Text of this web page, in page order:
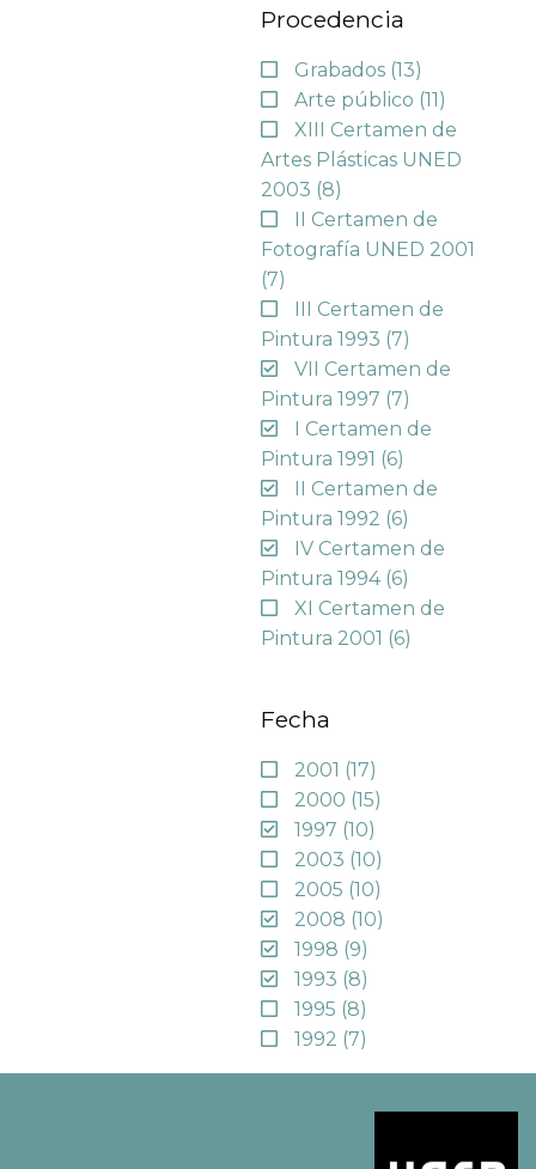
Procedencia
Grabados (13)
Arte público (11)
XIII Certamen de
Artes Plásticas UNED
2003 (8)
II Certamen de
Fotografía UNED 2001
(7)
III Certamen de
Pintura 1993 (7)
VII Certamen de
Pintura 1997 (7)
I Certamen de
Pintura 1991 (6)
II Certamen de
Pintura 1992 (6)
IV Certamen de
Pintura 1994 (6)
XI Certamen de
Pintura 2001 (6)
Fecha
2001 (17)
2000 (15)
1997 (10)
2003 (10)
2005 (10)
2008 (10)
1998 (9)
1993 (8)
1995 (8)
1992 (7)